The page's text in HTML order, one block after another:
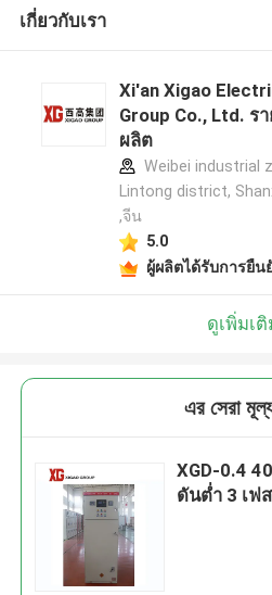
เกี่ยวกับเรา
Xi'an Xigao
Group Co., Ltd. ร
ผลิต
Weibei industrial
Lintong district,
,จีน
5.0
ผู้ผลิตได้รับการยืน
ดูเพิ่มเติ
এর সেরা
XGD-0.4
ดันต่ำ 3 เฟส